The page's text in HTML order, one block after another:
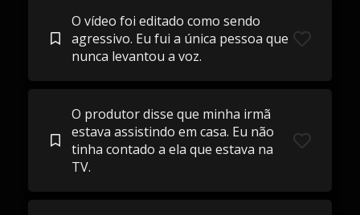
O vídeo foi editado como sendo
agressivo. Eu fui a única pessoa que
nunca levantou a voz.
O produtor disse que minha irmã
estava assistindo em casa. Eu não
tinha contado a ela que estava na
TV.